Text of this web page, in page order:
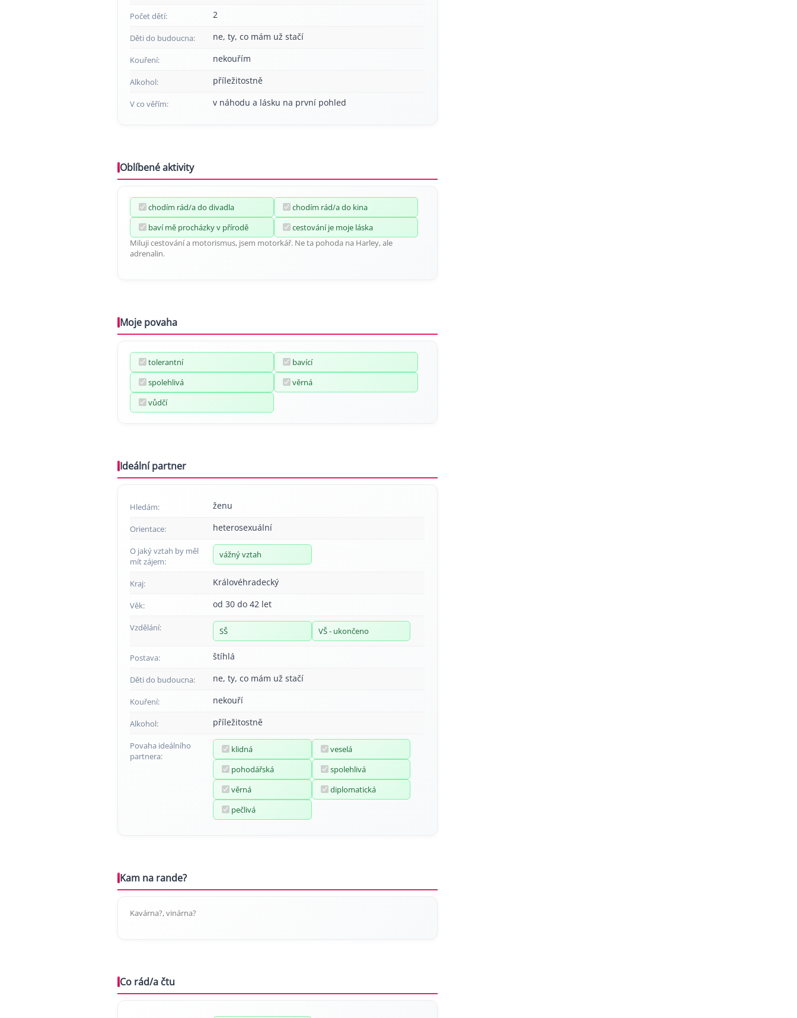
Počet dětí: 2
Děti do budoucna: ne, ty, co mám už stačí
Kouření: nekouřím
Alkohol: příležitostně
V co věřím: v náhodu a lásku na první pohled
Oblíbené aktivity
chodím rád/a do divadla
chodím rád/a do kina
baví mě procházky v přírodě
cestování je moje láska
Miluji cestování a motorismus, jsem motorkář. Ne ta pohoda na Harley, ale
adrenalin.
Moje povaha
tolerantní
bavící
spolehlivá
věrná
vůdčí
Ideální partner
Hledám: ženu
Orientace: heterosexuální
O jaký vztah by měl
mít zájem:
vážný vztah
Kraj: Královéhradecký
Věk: od 30 do 42 let
Vzdělání: SŠ VŠ - ukončeno
Postava: štíhlá
Děti do budoucna: ne, ty, co mám už stačí
Kouření: nekouří
Alkohol: příležitostně
Povaha ideálního
partnera:
klidná
veselá
pohodářská
spolehlivá
věrná
diplomatická
pečlivá
Kam na rande?
Kavárna?, vinárna?
Co rád/a čtu